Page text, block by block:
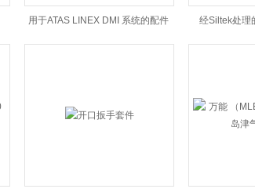
用于ATAS LINEX DMI 系统的配件 经Siltek处理